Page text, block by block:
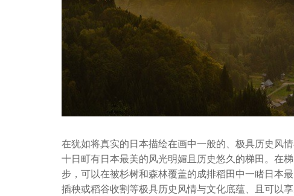
在犹如将真实的日本描绘在画中一般的、极具历史风
十日町有日本最美的风光明媚且历史悠久的梯田。在
步，可以在被杉树和森林覆盖的成排稻田中一睹日本
插秧或稻谷收割等极具历史风情与文化底蕴、且可以享